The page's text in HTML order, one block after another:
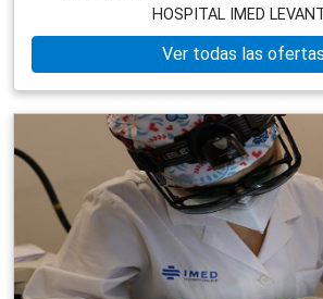
HOSPITAL IMED
Ver todas las ofertas